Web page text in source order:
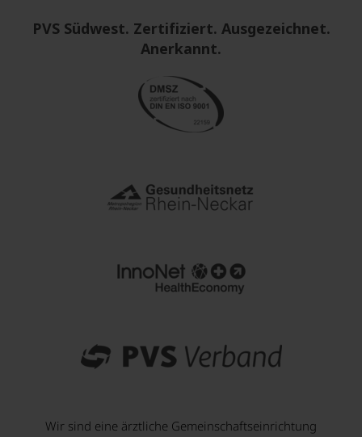
PVS Südwest. Zertifiziert. Ausgezeichnet.
Anerkannt.
Wir sind eine ärztliche Gemeinschaftseinrichtung